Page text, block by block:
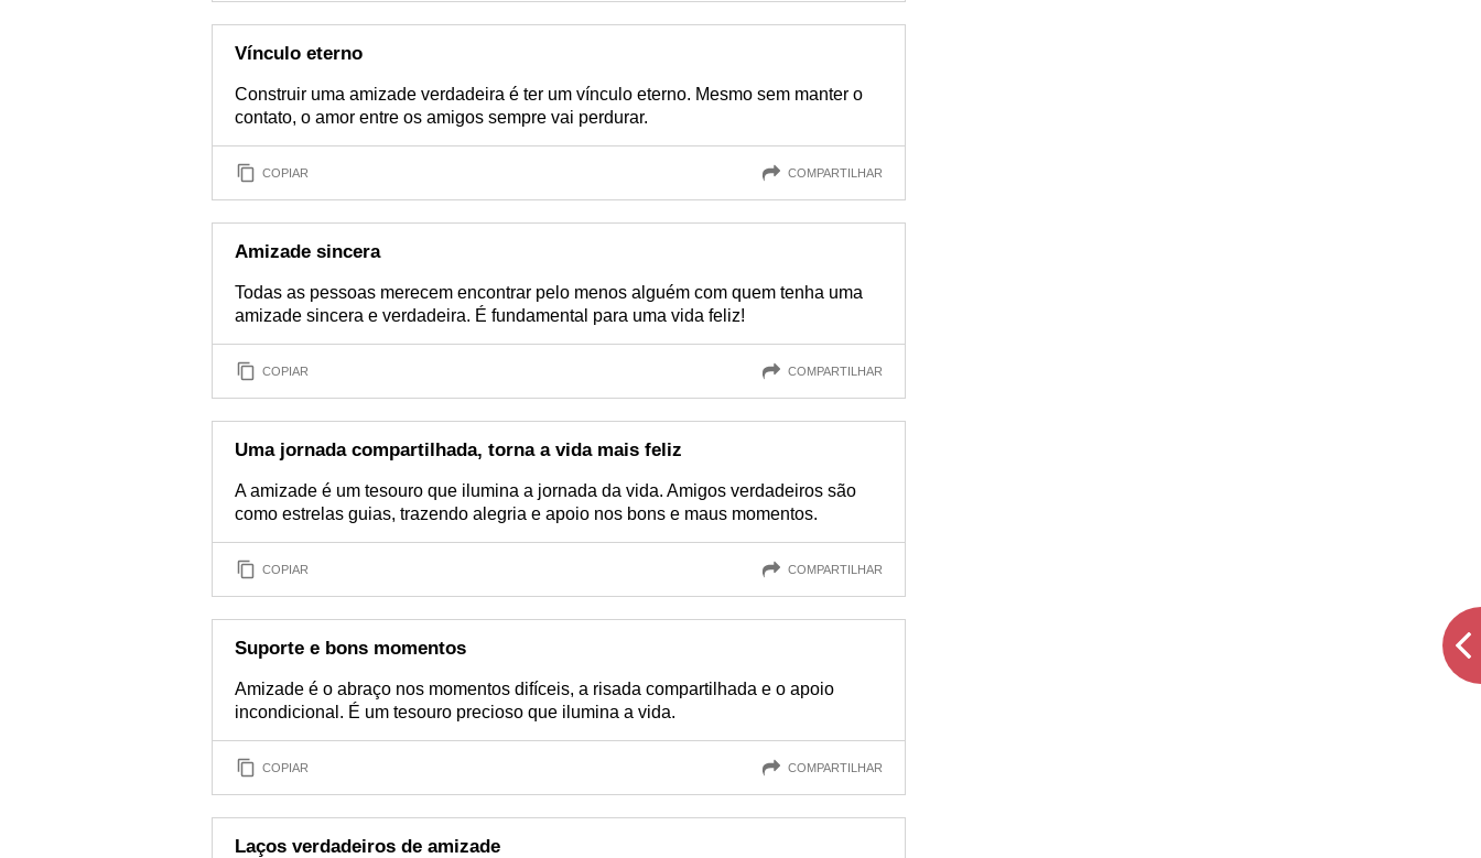
Vínculo eterno
Construir uma amizade verdadeira é ter um vínculo eterno. Mesmo sem manter o
contato, o amor entre os amigos sempre vai perdurar.
COPIAR COMPARTILHAR
Amizade sincera
Todas as pessoas merecem encontrar pelo menos alguém com quem tenha uma
amizade sincera e verdadeira. É fundamental para uma vida feliz!
COPIAR COMPARTILHAR
Uma jornada compartilhada, torna a vida mais feliz
A amizade é um tesouro que ilumina a jornada da vida. Amigos verdadeiros são
como estrelas guias, trazendo alegria e apoio nos bons e maus momentos.
COPIAR COMPARTILHAR
Suporte e bons momentos
Amizade é o abraço nos momentos difíceis, a risada compartilhada e o apoio
incondicional. É um tesouro precioso que ilumina a vida.
COPIAR COMPARTILHAR
Laços verdadeiros de amizade